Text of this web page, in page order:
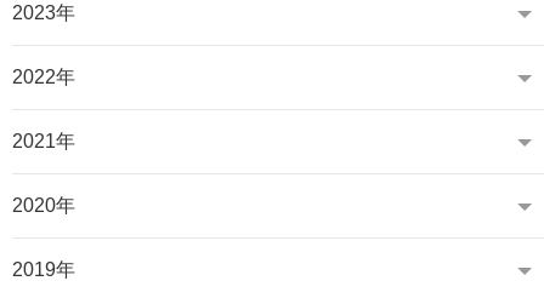
2023年
2022年
2021年
2020年
2019年